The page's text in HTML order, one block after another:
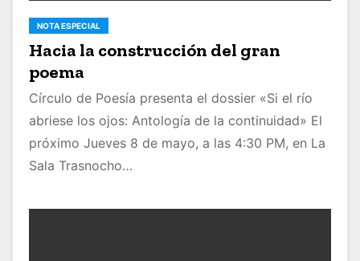
NOTA ESPECIAL
Hacia la construcción del gran
poema
Círculo de Poesía presenta el dossier «Si el río
abriese los ojos: Antología de la continuidad» El
próximo Jueves 8 de mayo, a las 4:30 PM, en La
Sala Trasnocho…